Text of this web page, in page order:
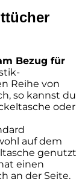
Bezug für
Reihe von
so kannst du
oder
auf dem
genutzt
einen
an der Seite.